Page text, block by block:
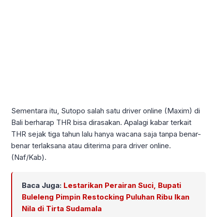
Sementara itu, Sutopo salah satu driver online (Maxim) di
Bali berharap THR bisa dirasakan. Apalagi kabar terkait
THR sejak tiga tahun lalu hanya wacana saja tanpa benar-
benar terlaksana atau diterima para driver online.
(Naf/Kab).
Baca Juga: Lestarikan Perairan Suci, Bupati
Buleleng Pimpin Restocking Puluhan Ribu Ikan
Nila di Tirta Sudamala